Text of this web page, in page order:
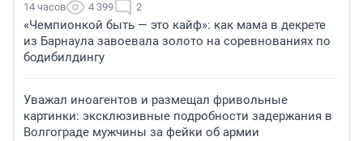
14 часов 4 399 2
«Чемпионкой быть — это кайф»: как мама в декрете
из Барнаула завоевала золото на соревнованиях по
бодибилдингу
Уважал иноагентов и размещал фривольные
картинки: эксклюзивные подробности задержания в
Волгограде мужчины за фейки об армии